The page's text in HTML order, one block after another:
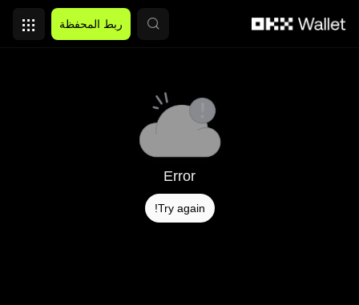
ربط المحفظة
Error
Try again!